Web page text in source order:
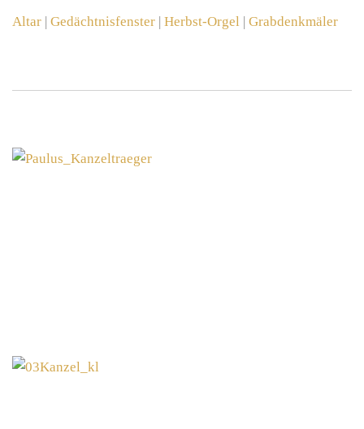
Altar | Gedächtnisfenster | Herbst-Orgel | Grabdenkmäler